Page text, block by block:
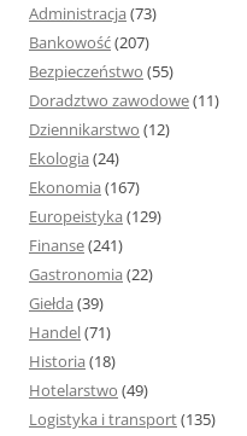
Administracja (73)
Bankowość(207)
Bezpieczeństwo (55)
Doradztwo zawodowe(11)
Dziennikarstwo (12)
Ekologia (24)
Ekonomia (167)
Europeistyka (129)
Finanse(241)
Gastronomia (22)
Giełda (39)
Handel(71)
Historia (18)
Hotelarstwo (49)
Logistyka i transport(135)